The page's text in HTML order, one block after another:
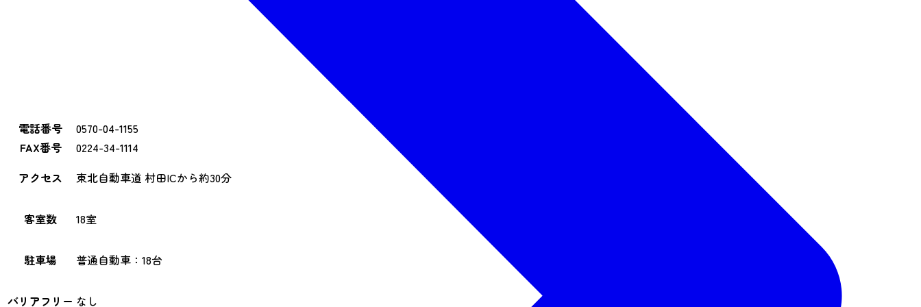
電話番号
0570-04-1155
FAX番号
0224-34-1114
アクセス
東北自動車道 村田ICから約30分
客室数 18室
駐車場 普通自動車：18台
バリアフリー なし